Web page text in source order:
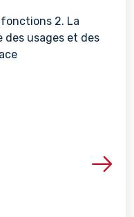
2. La
usages et des
Voir les détails de la